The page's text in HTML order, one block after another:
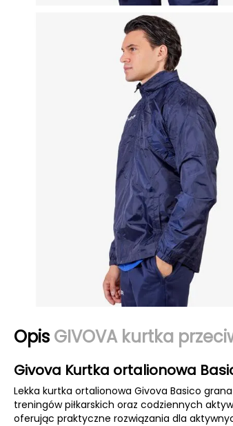
Opis GIVOVA kurtka
Givova Kurtka ortalionowa
Lekka kurtka ortalionowa Givova Basico
treningów piłkarskich oraz codziennych
oferując praktyczne rozwiązania dla